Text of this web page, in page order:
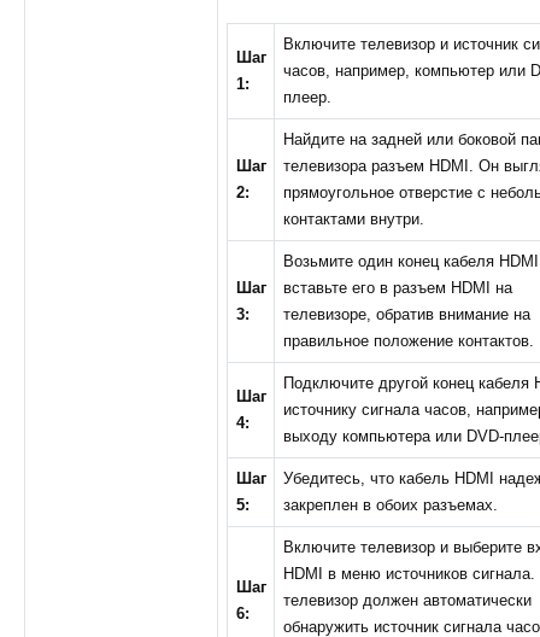
Шаг
1:
Включите телевизор и источник
часов, например, компьютер или
плеер.
Шаг
2:
Найдите на задней или боковой
телевизора разъем HDMI. Он
прямоугольное отверстие с
контактами внутри.
Шаг
3:
Возьмите один конец кабеля
вставьте его в разъем HDMI на
телевизоре, обратив внимание на
правильное положение контактов.
Шаг
4:
Подключите другой конец кабеля
источнику сигнала часов,
выходу компьютера или DVD-
Шаг
5:
Убедитесь, что кабель HDMI
закреплен в обоих разъемах.
Шаг
6:
Включите телевизор и выберите
HDMI в меню источников
телевизор должен автоматически
обнаружить источник сигнала